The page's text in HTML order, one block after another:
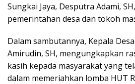
Sungkai Jaya, Desputra Adami,
pemerintahan desa dan tokoh
Dalam sambutannya, Kepala
Amirudin, SH, mengungkapkan
kasih kepada masyarakat yang
dalam memeriahkan lomba HUT